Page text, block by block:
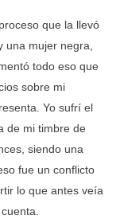
que la llevó
una mujer negra,
todo eso que
sobre mi
Yo sufrí el
de mi timbre de
siendo una
fue un conflicto
lo que antes veía